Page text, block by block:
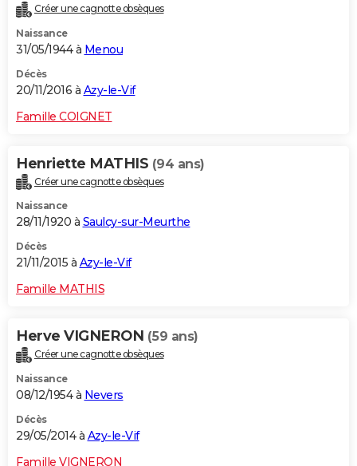
Créer une cagnotte obsèques
Naissance
31/05/1944 à Menou
Décès
20/11/2016 à Azy-le-Vif
Famille COIGNET
Henriette MATHIS (94 ans)
Créer une cagnotte obsèques
Naissance
28/11/1920 à Saulcy-sur-Meurthe
Décès
21/11/2015 à Azy-le-Vif
Famille MATHIS
Herve VIGNERON (59 ans)
Créer une cagnotte obsèques
Naissance
08/12/1954 à Nevers
Décès
29/05/2014 à Azy-le-Vif
Famille VIGNERON